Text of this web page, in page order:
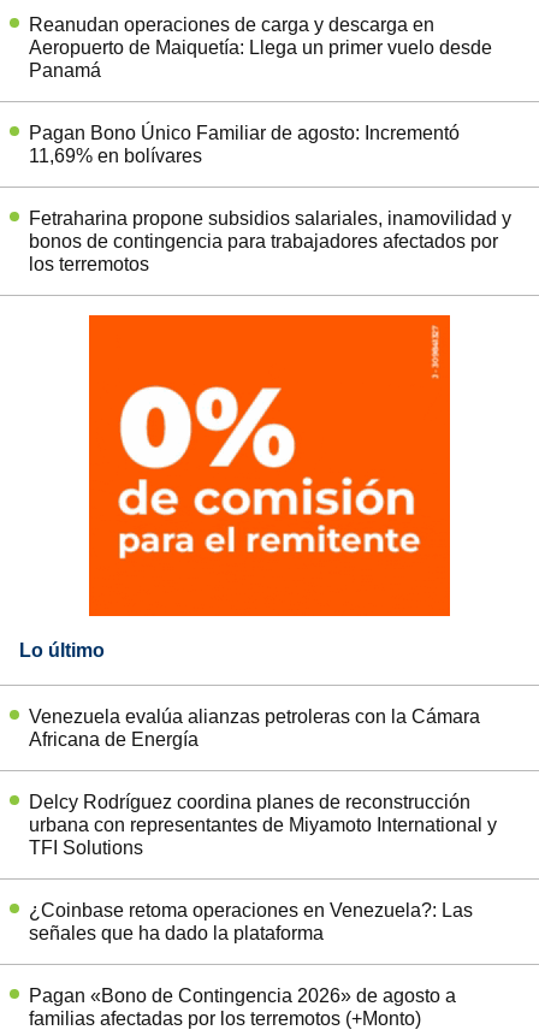
Reanudan operaciones de carga y descarga en
Aeropuerto de Maiquetía: Llega un primer vuelo desde
Panamá
Pagan Bono Único Familiar de agosto: Incrementó
11,69% en bolívares
Fetraharina propone subsidios salariales, inamovilidad y
bonos de contingencia para trabajadores afectados por
los terremotos
Lo último
Venezuela evalúa alianzas petroleras con la Cámara
Africana de Energía
Delcy Rodríguez coordina planes de reconstrucción
urbana con representantes de Miyamoto International y
TFI Solutions
¿Coinbase retoma operaciones en Venezuela?: Las
señales que ha dado la plataforma
Pagan «Bono de Contingencia 2026» de agosto a
familias afectadas por los terremotos (+Monto)